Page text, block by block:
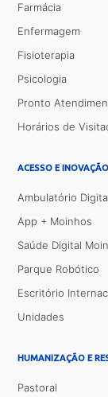
Farmácia
Enfermagem
Fisioterapia
Psicologia
Pronto
Horários de
ACESSO E INOVAÇÃO
Ambulatório
App + Moinhos
Saúde Digital
Parque Robótico
Escritório
Unidades
HUMANIZAÇÃO E
Pastoral